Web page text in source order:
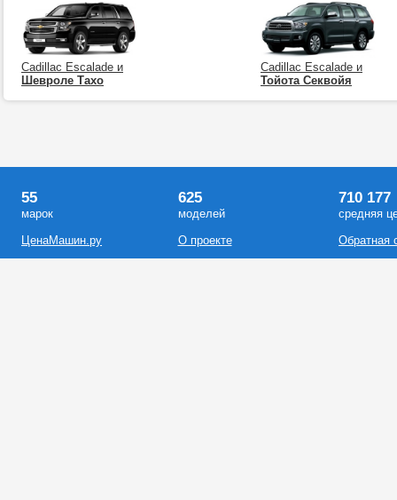
Cadillac Escalade и
Шевроле Тахо
Cadillac Escalade и
Тойота Секвойя
55
марок
ЦенаМашин.ру
625
моделей
О проекте
710 177
средняя
Обратная